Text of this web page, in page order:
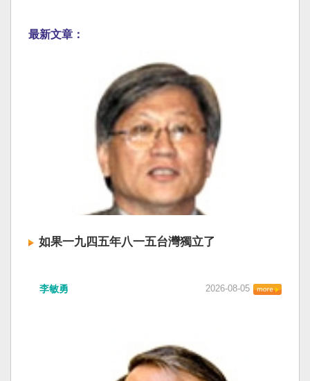
最新文章：
如果一九四五年八一五台灣獨立了
李敏勇 2026-08-05